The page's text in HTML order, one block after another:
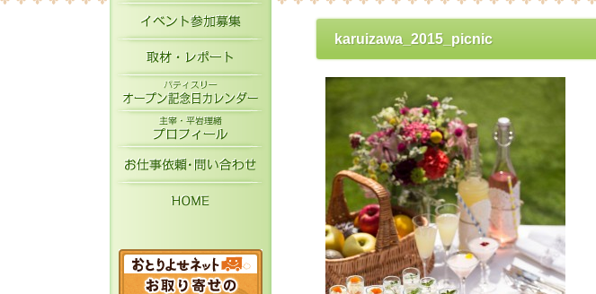
イベント参加募集
パティスリーオープン記念日カレンダー
主宰・平岩理緒プロフィール
お仕事依頼・お問い合わせ
karuizawa_2015_picnic